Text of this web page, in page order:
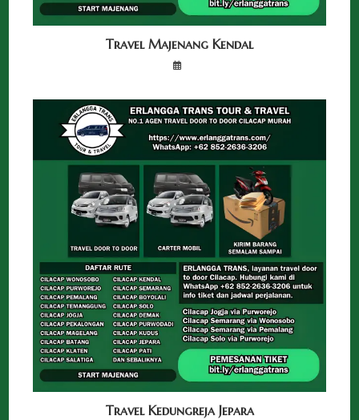
Travel Majenang Kendal
Travel Kedungreja Jepara